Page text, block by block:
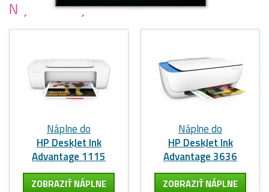
Najobľúbenejšietlačiarne HP
Náplne do
HP DeskJet Ink
Advantage 1115
ZOBRAZIŤ NÁPLNE
Náplne do
HP DeskJet Ink
Advantage 3636
ZOBRAZIŤ NÁPLNE